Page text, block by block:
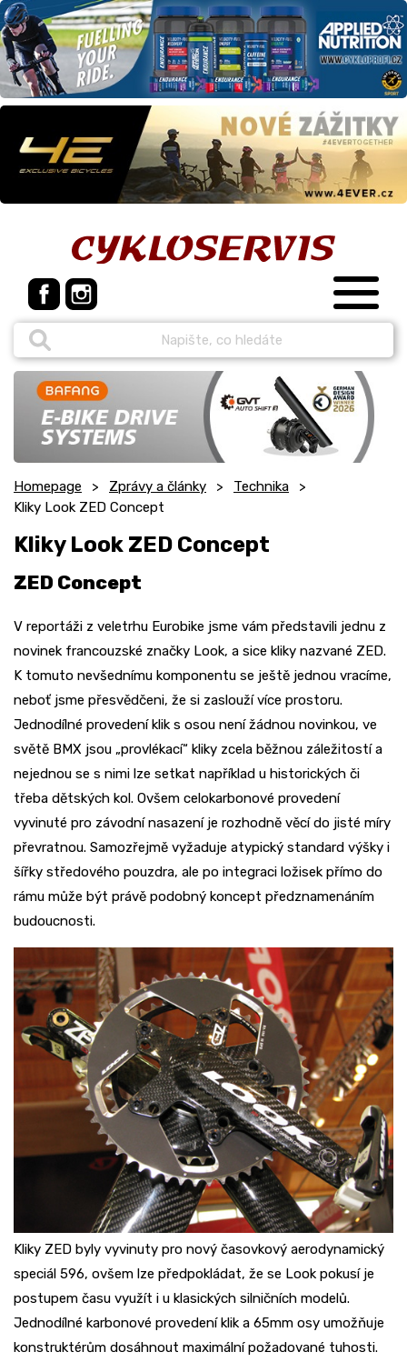
Homepage Zprávy a články
Technika
Kliky Look ZED Concept
Kliky Look ZED Concept
ZED Concept
V reportáži z veletrhu Eurobike jsme vám představili jednu z
novinek francouzské značky Look, a sice kliky nazvané ZED.
K tomuto nevšednímu komponentu se ještě jednou vracíme,
neboť jsme přesvědčeni, že si zaslouží více prostoru.
Jednodílné provedení klik s osou není žádnou novinkou, ve
světě BMX jsou „provlékací“ kliky zcela běžnou záležitostí a
nejednou se s nimi lze setkat například u historických či
třeba dětských kol. Ovšem celokarbonové provedení
vyvinuté pro závodní nasazení je rozhodně věcí do jisté míry
převratnou. Samozřejmě vyžaduje atypický standard výšky i
šířky středového pouzdra, ale po integraci ložisek přímo do
rámu může být právě podobný koncept předznamenáním
budoucnosti.
Kliky ZED byly vyvinuty pro nový časovkový aerodynamický
speciál 596, ovšem lze předpokládat, že se Look pokusí je
postupem času využít i u klasických silničních modelů.
Jednodílné karbonové provedení klik a 65mm osy umožňuje
konstruktérům dosáhnout maximální požadované tuhosti.